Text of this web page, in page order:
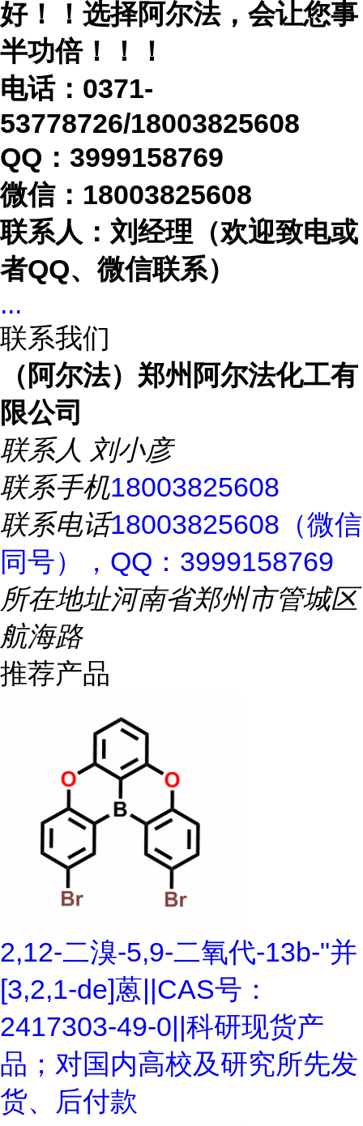
好！！选择阿尔法，会让您事
半功倍！！！
电话： 0371-
53778726/18003825608
QQ：3999158769
微信： 18003825608
联系人：刘经理（欢迎致电或
者QQ、微信联系）
...
联系我们
（阿尔法）郑州阿尔法化工有
限公司
联系人 刘小彦
联系手机18003825608
联系电话18003825608（微信
同号），QQ：3999158769
所在地址河南省郑州市管城区
航海路
推荐产品
2,12-二溴-5,9-二氧代-13b-"并
[3,2,1-de]蒽||CAS号：
2417303-49-0||科研现货产
品；对国内高校及研究所先发
货、后付款